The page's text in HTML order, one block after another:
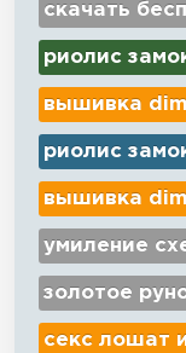
скачать
риолис
вышивка
риолис
вышивка
умиление
золотое
секс лошат